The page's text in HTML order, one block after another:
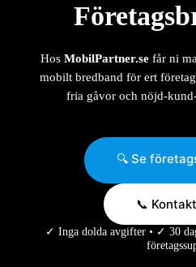
Hos MobilPartner.sefår ni
mobilt bredband för ert
fria gåvor och nöjd-
🔍 Se
📞
✓ Inga dolda avgifter • ✓ 30